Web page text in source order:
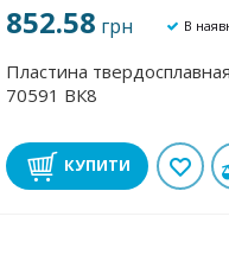
852.58 грн В
Пластина твердосплавная
70591 ВК8
КУПИТИ